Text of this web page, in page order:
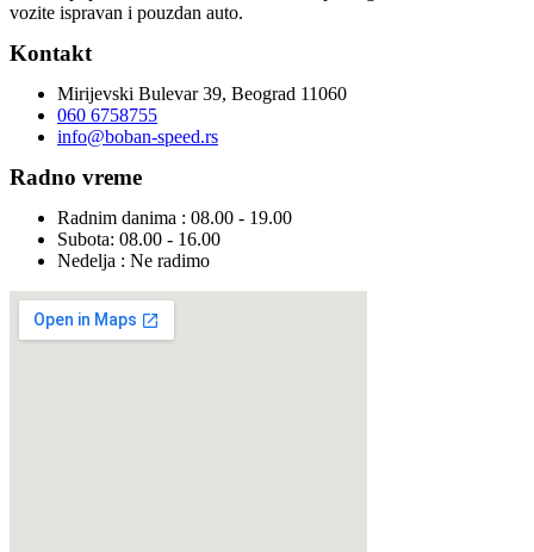
vozite ispravan i pouzdan auto.
Kontakt
Mirijevski Bulevar 39, Beograd 11060
060 6758755
info@boban-speed.rs
Radno vreme
Radnim danima : 08.00 - 19.00
Subota: 08.00 - 16.00
Nedelja : Ne radimo